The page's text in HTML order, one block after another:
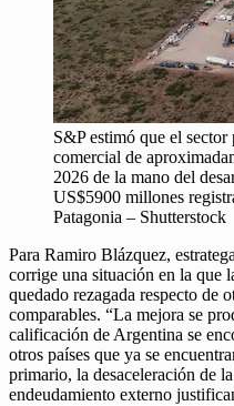
S&P estimó que el
comercial de
2026 de la mano del
US$5900 millones
Patagonia – Shutterstock
Para Ramiro Blázquez,
corrige una situación en la que
quedado rezagada respecto de
comparables. “La mejora se
calificación de Argentina se
otros países que ya se
primario, la desaceleración de
endeudamiento externo